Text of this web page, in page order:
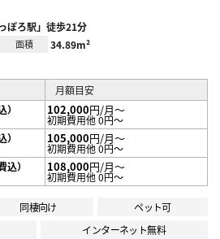
ぽろ駅」徒歩21分
面積 34.89m²
月額目安
102,000円/月～
初期費用他 0円～
105,000円/月～
初期費用他 0円～
）
108,000円/月～
初期費用他 0円～
同棲向け
ペット可
インターネット無料